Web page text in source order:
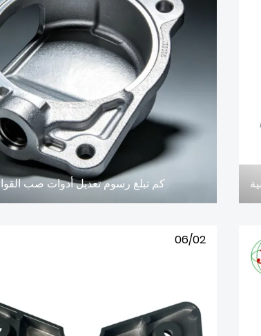
كم تبلغ رسوم تعديل أدوات صب
06/02